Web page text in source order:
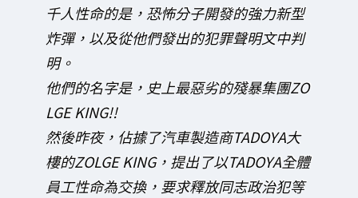
千人性命的是，恐怖分子開發的強力新型
炸彈，以及從他們發出的犯罪聲明文中判
明。
他們的名字是，史上最惡劣的殘暴集團ZO
LGE KING!!
然後昨夜，佔據了汽車製造商TADOYA大
樓的ZOLGE KING，提出了以TADOYA全體
員工性命為交換，要求釋放同志政治犯等